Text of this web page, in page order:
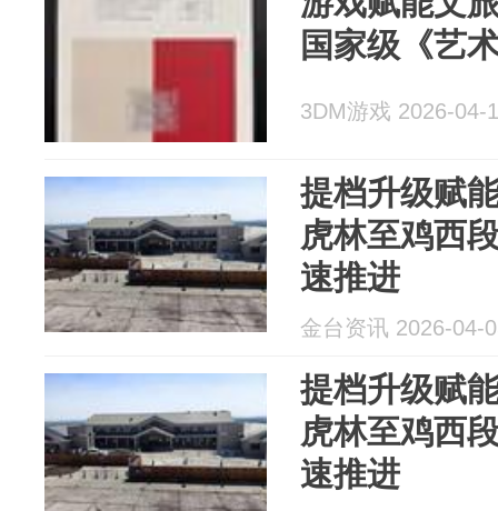
国家级《艺
3DM游戏 2026-04-
提档升级赋
虎林至鸡西
速推进
金台资讯 2026-04-
提档升级赋
虎林至鸡西
速推进